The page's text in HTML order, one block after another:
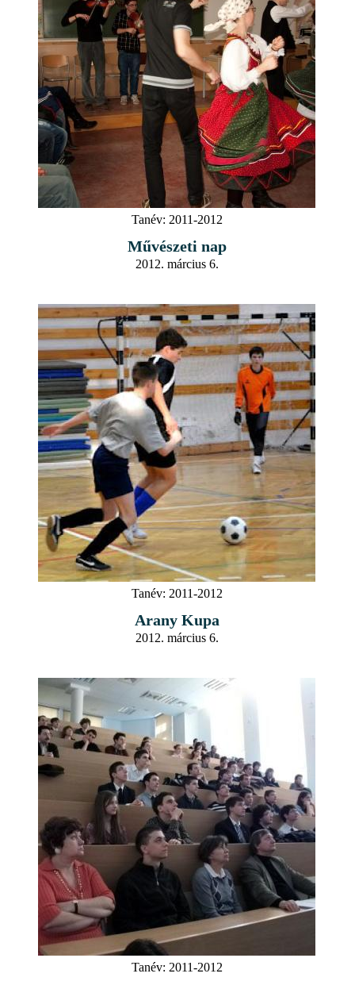
Tanév: 2011-2012
Művészeti nap
2012. március 6.
Tanév: 2011-2012
Arany Kupa
2012. március 6.
Tanév: 2011-2012